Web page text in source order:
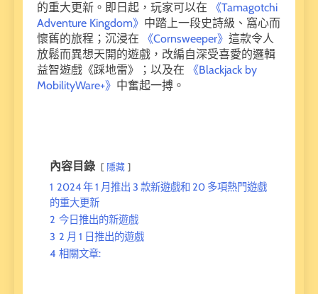
的重大更新。即日起，玩家可以在
《Tamagotchi
Adventure Kingdom》 中踏上一段史詩級、窩心而
懷舊的旅程；沉浸在
《Cornsweeper》 這款令人
放鬆而異想天開的遊戲，改編自深受喜愛的邏輯
益智遊戲《踩地雷》；以及在
《Blackjack by
MobilityWare+》 中奮起一搏。
內容目錄 隱藏
1 2024 年 1 月推出 3 款新遊戲和 20 多項熱門遊戲
的重大更新
2 今日推出的新遊戲
3 2 月 1 日推出的遊戲
4 相關文章: